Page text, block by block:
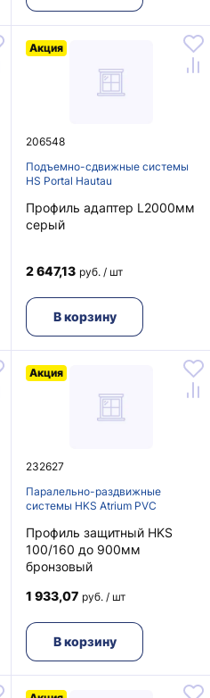
206548
Подъемно-сдвижные системы
HS Portal Hautau
Акция
Профиль адаптер L2000мм
серый
2 647,13 руб. / шт
В корзину
232627
Паралельно-раздвижные
системы HKS Atrium PVC
Акция
Профиль защитный HKS
100/160 до 900мм
бронзовый
1 933,07 руб. / шт
В корзину